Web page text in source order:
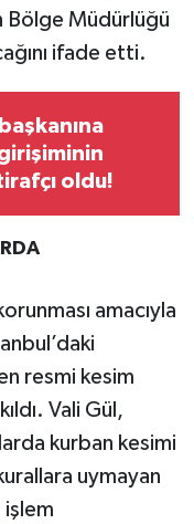
Bölge Müdürlüğü
ifade etti.
oldu!
amacıyla
resmi kesim
Vali Gül,
kurban kesimi
uymayan
işlem